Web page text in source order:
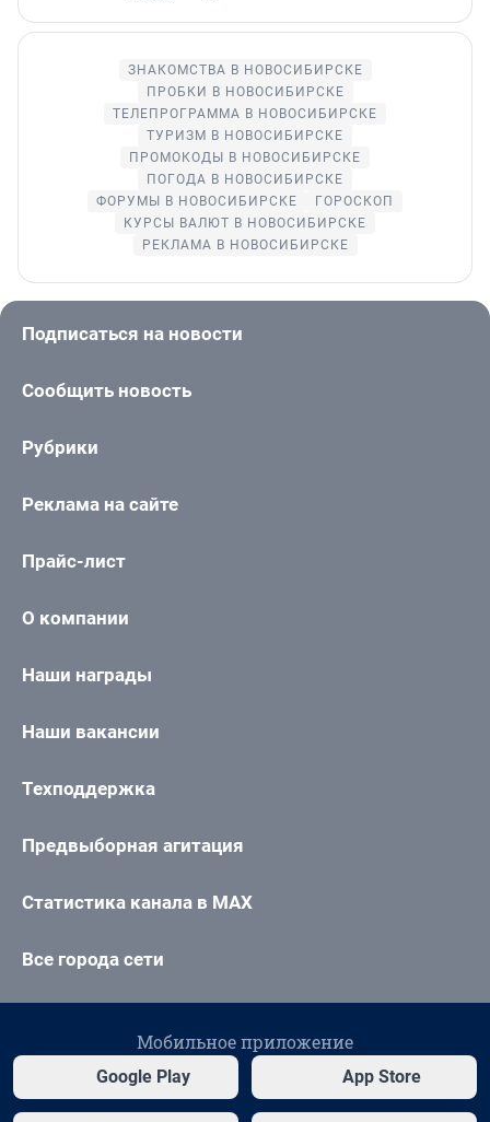
ЗНАКОМСТВА В НОВОСИБИРСКЕ
ПРОБКИ В НОВОСИБИРСКЕ
ТЕЛЕПРОГРАММА В НОВОСИБИРСКЕ
ТУРИЗМ В НОВОСИБИРСКЕ
ПРОМОКОДЫ В НОВОСИБИРСКЕ
ПОГОДА В НОВОСИБИРСКЕ
ФОРУМЫ В НОВОСИБИРСКЕ
ГОРОСКОП
КУРСЫ ВАЛЮТ В НОВОСИБИРСКЕ
РЕКЛАМА В НОВОСИБИРСКЕ
Подписаться на новости
Сообщить новость
Рубрики
Реклама на сайте
Прайс-лист
О компании
Наши награды
Наши вакансии
Техподдержка
Предвыборная агитация
Статистика канала в MAX
Все города сети
Мобильное приложение
Google Play App Store